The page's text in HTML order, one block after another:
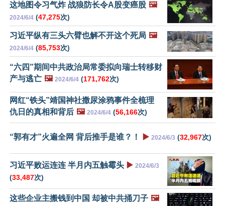
这地图令习气炸 战狼防长令A股变癌股 🖼️
2024/6/4 (47,275次)
习近平纵有三头六臂也解不开这个死局 🖼️
2024/6/4 (85,753次)
“六四”期间中共政治局常委拟向瑞士转移财
产与逃亡 🖼️ 2024/6/4 (171,762次)
网红“铁头”靖国神社撒尿涂鸦事件全梳理
仇日的真相和背后 🖼️ 2024/6/4 (56,166次)
“郭有才”火遍全网 背后推手是谁？！ ▶️ 2024/6/3 (32,967次)
习近平败运连连 半月内五触霉头 ▶️ 2024/6/3
(33,487次)
这些企业主搬钱到中国 却被中共捅刀子 🖼️